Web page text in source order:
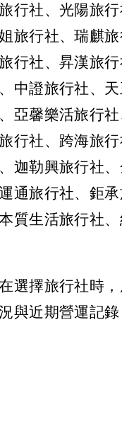
行社、光陽旅
旅行社、瑞麒
行社、昇漢旅
中證旅行社、
亞馨樂活旅行社
行社、跨海旅
迦勒興旅行社
通旅行社、鉅承
質生活旅行社
選擇旅行社時
與近期營運記